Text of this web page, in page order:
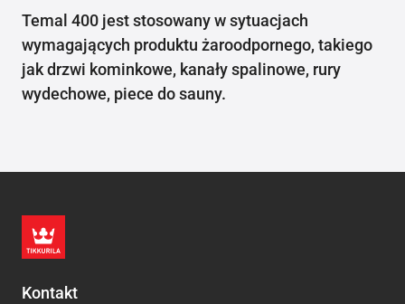
Temal 400 jest stosowany w sytuacjach
wymagających produktu żaroodpornego, takiego
jak drzwi kominkowe, kanały spalinowe, rury
wydechowe, piece do sauny.
Kontakt